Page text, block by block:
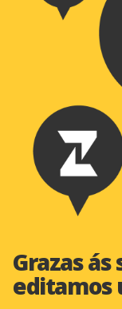
Grazas ás
editamos